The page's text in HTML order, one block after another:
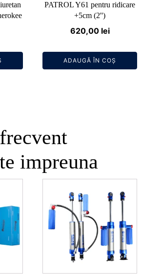
PATROL Y61 pentru ridicare
+5cm (2'')
620,00 lei
ADAUGĂ ÎN COȘ
impreuna